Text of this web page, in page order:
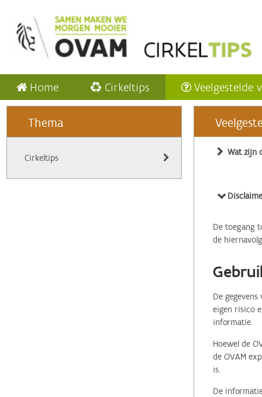
Home Cirkeltips Veelgestelde
Thema
Cirkeltips
Wat zijn
De toegang
de
De
eigen risico
informatie.
Hoewel de
de OVAM
is.
De